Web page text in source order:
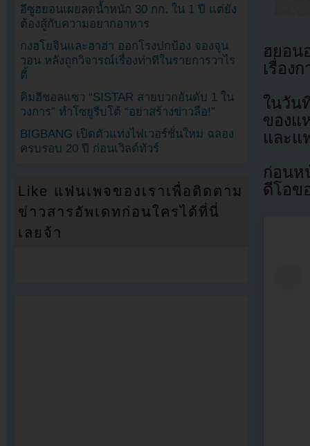
ฮยอน
เรื่อง
ในวัน
ของแ
และแ
ก่อนห
ดีโอข
อีซูฮยอนเผยลดน้ำหนัก 30 กก. ใน 1 ปี แต่ยัง
ต้องสู้กับความอยากอาหาร
กงฮโยจินและฮาฮ่า ออกโรงปกป้อง จองจุน
วอน หลังถูกวิจารณ์เรื่องท่าทีในรายการวาไร
ตี้
คิมฮีชอลแซว “SISTAR สายบวกอันดับ 1 ใน
วงการ” ทำโซยูรีบโต้ “อย่าสร้างข่าวลือ!”
BIGBANG เปิดตัวแท่งไฟเวอร์ชั่นใหม่ ฉลอง
ครบรอบ 20 ปี ก่อนเวิลด์ทัวร์
Like แฟนเพจของเราเพื่อติดตาม
ข่าวสารอัพเดทก่อนใครได้ที่นี่
เลยจ้า